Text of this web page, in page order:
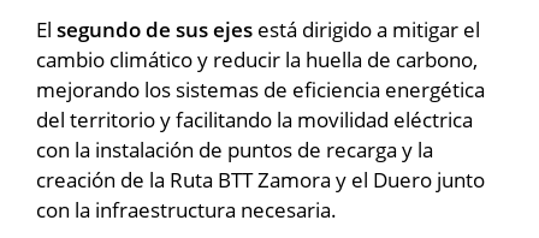
El segundo de sus ejes está dirigido a mitigar el
cambio climático y reducir la huella de carbono,
mejorando los sistemas de eficiencia energética
del territorio y facilitando la movilidad eléctrica
con la instalación de puntos de recarga y la
creación de la Ruta BTT Zamora y el Duero junto
con la infraestructura necesaria.